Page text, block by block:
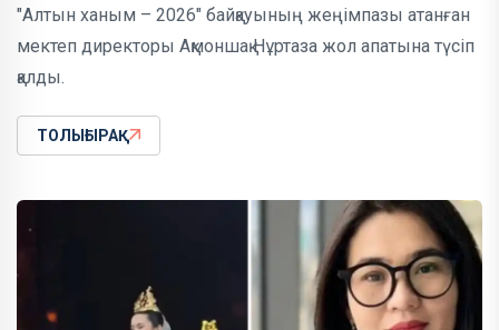
"Алтын ханым – 2026" байқауының жеңімпазы атанған
мектеп директоры Ақмоншақ Нұртаза жол апатына түсіп
қалды.
ТОЛЫҒЫРАҚ